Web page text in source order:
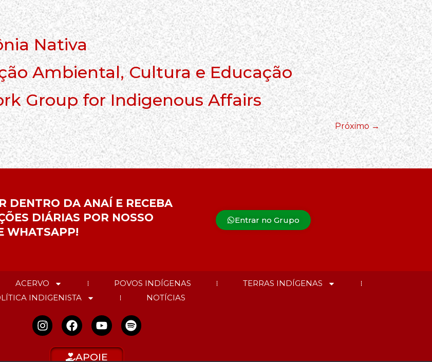
Nativa
Ambiental, Cultura e Educação
Group for Indigenous Affairs
Próximo →
DENTRO DA ANAÍ E RECEBA
DIÁRIAS POR NOSSO
WHATSAPP!
Entrar no Grupo
ACERVO POVOS INDÍGENAS
TERRAS INDÍGENAS
INDIGENISTA
NOTÍCIAS
APOIE